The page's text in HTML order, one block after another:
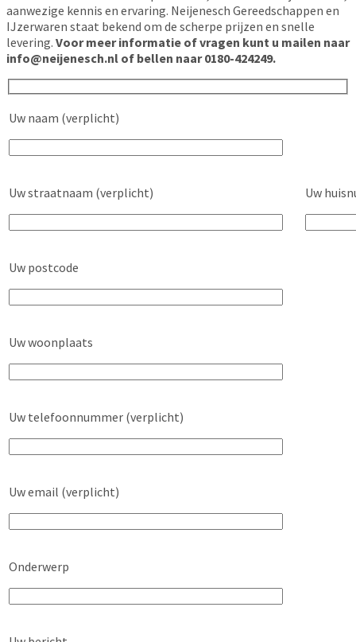
aanwezige kennis en ervaring. Neijenesch Gereedschappen en
IJzerwaren staat bekend om de scherpe prijzen en snelle
levering. Voor meer informatie of vragen kunt u mailen naar
info@neijenesch.nl of bellen naar 0180-424249.
Uw naam (verplicht)
Uw straatnaam (verplicht) Uw
Uw postcode
Uw woonplaats
Uw telefoonnummer (verplicht)
Uw email (verplicht)
Onderwerp